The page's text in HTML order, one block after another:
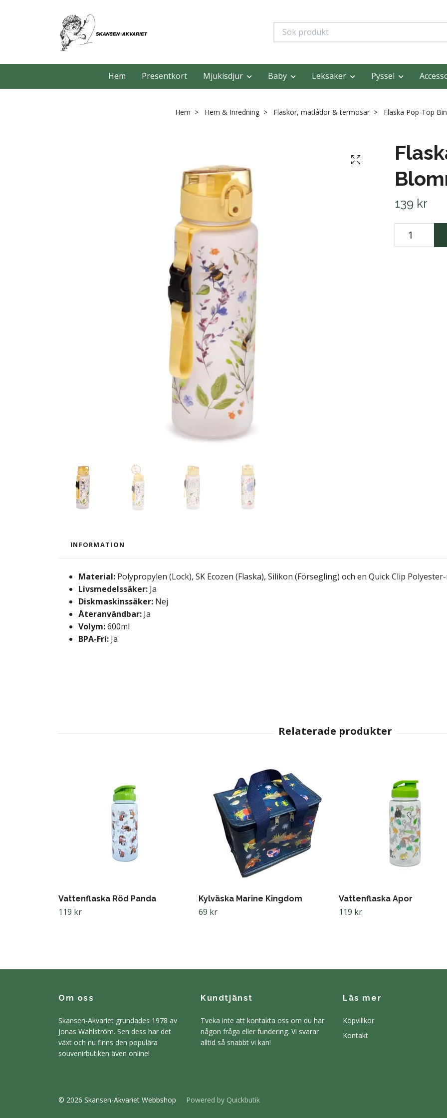
Hem Presentkort Mjukisdjur Baby Leksaker Pyssel
Hem Hem & Inredning Flaskor, matlådor & termosar Flaska Pop-Top
139 kr
INFORMATION
Material: Polypropylen (Lock), SK Ecozen (Flaska), Silikon (Försegling) och en Quick Clip
Livsmedelssäker: Ja
Diskmaskinssäker: Nej
Återanvändbar: Ja
Volym:600ml
BPA-Fri: Ja
Vattenflaska Röd Panda
119 kr
Kylväska Marine Kingdom
69 kr
Vattenflaska Apor
119 kr
Om oss
Skansen-Akvariet grundades 1978 av
Jonas Wahlström. Sen dess har det
växt och nu finns den populära
souvenirbutiken även online!
Kundtjänst
Tveka inte att kontakta oss om du har
någon fråga eller fundering. Vi svarar
alltid så snabbt vi kan!
Läs mer
Köpvillkor
Kontakt
© 2026 Skansen-Akvariet Webbshop Powered by Quickbutik